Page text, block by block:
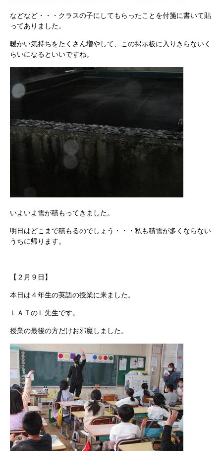
などなど・・・クラスの子にしてもらったことを付箋に書いて貼
ってありました。
暖かい気持ちをたくさん増やして、この掲示板に入りきらないく
らいになるといいですね。
いよいよ雪が積もってきました。
明日はどこまで積もるのでしょう・・・私も積雪が多くならない
うちに帰ります。
【２月９日】
本日は４年生の英語の授業に来ました。
ＬＡＴのＬ先生です。
授業の最後の方だけお邪魔しました。